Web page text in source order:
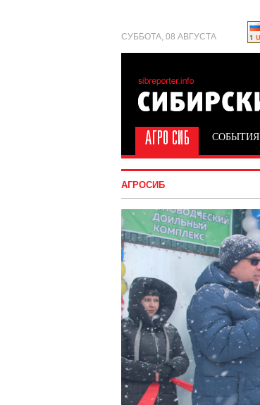
СУББОТА, 08 АВГУСТА
СОБЫТИЯ
АГРОСИБ